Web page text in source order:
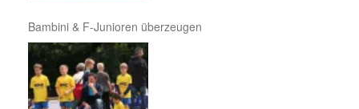
Bambini & F-Junioren überzeugen